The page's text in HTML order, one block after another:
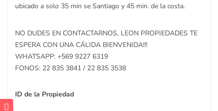
ubicado a solo 35 min se Santiago y 45 min. de la costa.
NO DUDES EN CONTACTARNOS, LEON PROPIEDADES TE
ESPERA CON UNA CÁLIDA BIENVENIDA!!!
WHATSAPP: +569 9227 6319
FONOS: 22 835 3841 / 22 835 3538
ID de la Propiedad